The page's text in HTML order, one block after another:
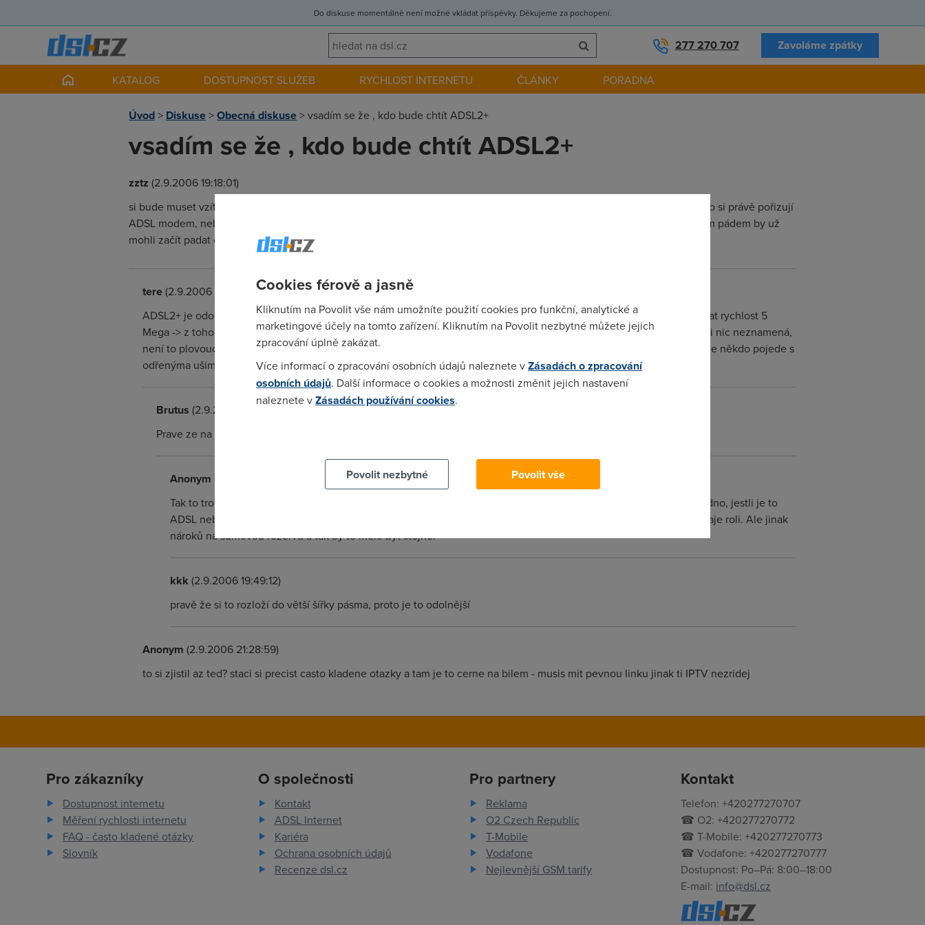
Do diskuse momentálně není možné vkládat příspěvky. Děkujeme za pochopení.
277 270 707 Zavoláme zpátky
KATALOG DOSTUPNOST SLUŽEB RYCHLOST INTERNETU ČLÁNKY PORADNA
Úvod> Diskuse>Obecná diskuse>vsadím se že , kdo bude chtít ADSL2+
vsadím se že , kdo bude chtít ADSL2+
zztz (2.9.2006 19:18:01)
si bude muset vzít i IPTV a hlasovou službu, ale prý se budou dávat ty novější D-linky s WIFInkou. Jinak pro začátečníky co si právě pořizují
ADSL modem, nebojte se rovnou koupit ADSL 2+, je to zpětně zaměnitelné, a tak to bude chodit i na klasickém ADSL. Tím pádem by už
mohli začít padat ceny starých modemů a USBčkaři by mohli přejít na ethernetové.
tere(2.9.2006 19:30:52)
ADSL2+ je odolnější na špatné vedení a také dál dosáhne, A u IPTV je to následovně, např: je reálné k tobě domů dostat rychlost 5
Mega -> z toho je bezpodmínečně odečteno 3 Mega na televizi a zbytek je internet, to že se zrovna nedíváš na televizi nic neznamená,
není to plovoucí, technicky je to možné, ale údajně si telecom nekoupil tento Soft co by to uměl, v praxi to znamená, že někdo pojede s
odřenýma ušima na 4 Mega, ale megovku nenabízí, tak se internetem pojede na 512 kilo.
Brutus (2.9.2006 19:37:33)
Prave ze na prave opacne ...ADSL2+ ma mensi dostupnost /dosah/...
Anonym (2.9.2006 19:41:08)
Tak to trochu nesmysl, ne? ADSL2+ má stejný dosah jako ADSL. Problém je, že ve větších vzdálenostech už je jedno, jestli je to
ADSL nebo ADSL2+. Výhoda ADSL2+ (totiž, že využívá frekvence do 2,2MHz) už ve velkých vzdálenostech nehraje roli. Ale jinak
nároků na šumovou rezervu a tak by to mělo být stejné.
kkk (2.9.2006 19:49:12)
pravě že si to rozloží do větší šířky pásma, proto je to odolnější
Anonym (2.9.2006 21:28:59)
to si zjistil az ted? staci si precist casto kladene otazky a tam je to cerne na bilem - musis mit pevnou linku jinak ti IPTV nezridej
Pro zákazníky
Dostupnost internetu
Měření rychlosti internetu
FAQ - často kladené otázky
Slovník
O společnosti
Kontakt
ADSL Internet
Kariéra
Ochrana osobních údajů
Recenze dsl.cz
Pro partnery
Reklama
O2 Czech Republic
T-Mobile
Vodafone
Nejlevnější GSM tarify
Kontakt
Telefon: +420277270707
☎ O2: +420277270772
☎ T-Mobile: +420277270773
☎ Vodafone: +420277270777
Dostupnost: Po–Pá: 8:00–18:00
E-mail: info@dsl.cz
Cookies férově a jasně
Kliknutím na Povolit vše nám umožníte použití cookies pro funkční, analytické a
marketingové účely na tomto zařízení. Kliknutím na Povolit nezbytné můžete jejich
zpracování úplně zakázat.
Více informací o zpracování osobních údajů naleznete vZásadách o zpracování
osobních údajů. Další informace o cookies a možnosti změnit jejich nastavení
naleznete vZásadách používání cookies.
Povolit nezbytné
Povolit vše